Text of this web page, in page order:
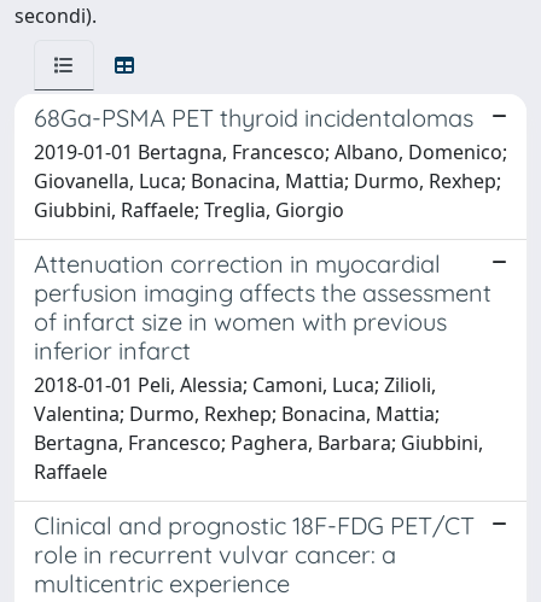
secondi).
68Ga-PSMA PET thyroid incidentalomas
2019-01-01 Bertagna, Francesco; Albano, Domenico;
Giovanella, Luca; Bonacina, Mattia; Durmo, Rexhep;
Giubbini, Raffaele; Treglia, Giorgio
Attenuation correction in myocardial
perfusion imaging affects the assessment
of infarct size in women with previous
inferior infarct
2018-01-01 Peli, Alessia; Camoni, Luca; Zilioli,
Valentina; Durmo, Rexhep; Bonacina, Mattia;
Bertagna, Francesco; Paghera, Barbara; Giubbini,
Raffaele
Clinical and prognostic 18F-FDG PET/CT
role in recurrent vulvar cancer: a
multicentric experience